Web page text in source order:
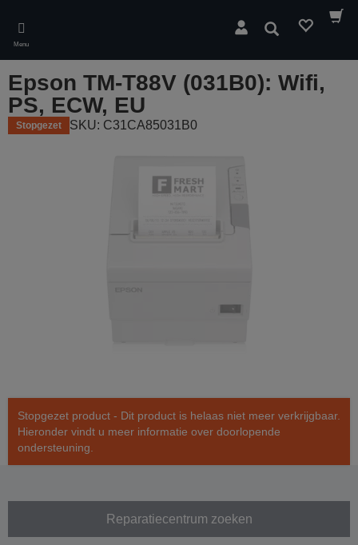
main
content
Menu
Zoeken
Epson TM-T88V (031B0): Wifi,
PS, ECW, EU
Stopgezet SKU: C31CA85031B0
Stopgezet product - Dit product is helaas niet meer verkrijgbaar.
Hieronder vindt u meer informatie over doorlopende
ondersteuning.
Reparatiecentrum zoeken